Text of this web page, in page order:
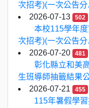
次招考)(一次公告分
2026-07-13
502
本校115學年
次招考)(一次公告分
2026-07-20
481
彰化縣立和美
生班導師抽籤結果
2026-07-21
455
115年暑假學